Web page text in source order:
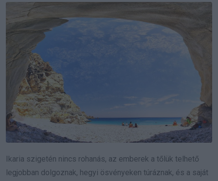
Ikaria szigetén nincs rohanás, az emberek a tőlük telhető
legjobban dolgoznak, hegyi ösvényeken túráznak, és a saját